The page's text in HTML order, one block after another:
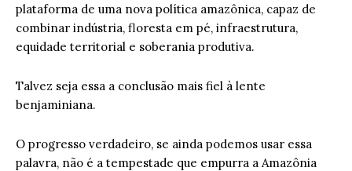
plataforma de uma nova política amazônica, capaz de
combinar indústria, floresta em pé, infraestrutura,
equidade territorial e soberania produtiva.
Talvez seja essa a conclusão mais fiel à lente
benjaminiana.
O progresso verdadeiro, se ainda podemos usar essa
palavra, não é a tempestade que empurra a Amazônia